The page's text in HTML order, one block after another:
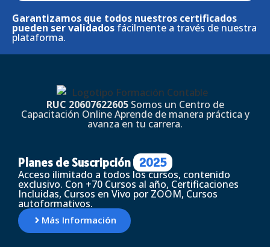
Garantizamos que todos nuestros certificados
pueden ser validados fácilmente a través de nuestra
plataforma.
RUC 20607622605 Somos un Centro de
Capacitación Online Aprende de manera práctica y
avanza en tu carrera.
Planes de Suscripción 2025
Acceso ilimitado a todos los cursos, contenido
exclusivo. Con +70 Cursos al año, Certificaciones
Incluidas, Cursos en Vivo por ZOOM, Cursos
autoformativos.
Más Información